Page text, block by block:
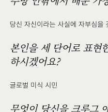
당신 자신이라는 사실에 자부심을
본인을 세 단어로 표
하시겠어요?
글로벌 미식 시민